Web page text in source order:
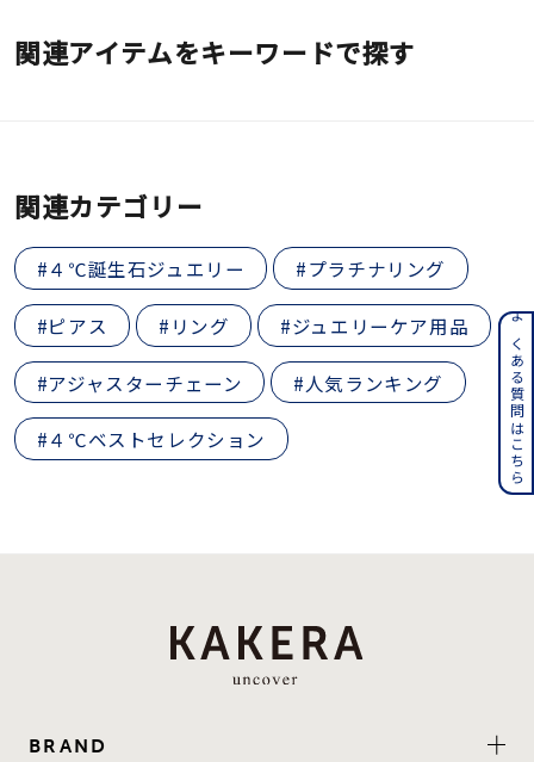
着用シーン
レディース
リングサイズ
メンズ
リングサイズ
～
価格 ¥0
在庫 在庫ありのみ すべて表示
関連アイテムをキーワードで探す
関連カテゴリー
#４℃誕生石ジュエリー #プラチナリング
#ピアス #リング #ジュエリーケア用品
#アジャスターチェーン #人気ランキング
#４℃ベストセレクション
BRAND
よくある質問はこちら